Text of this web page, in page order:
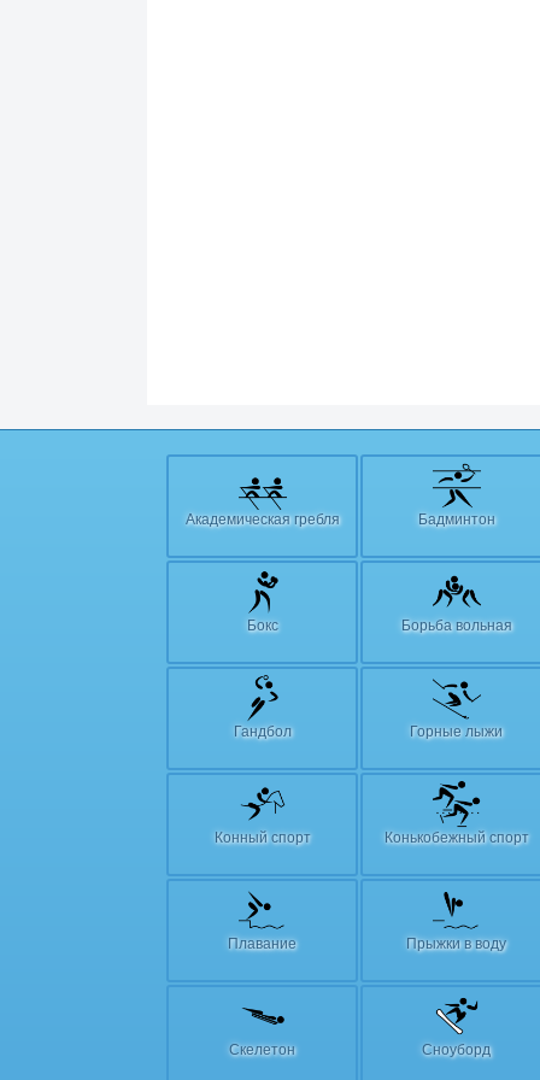
Академическая гребля Бадминтон
Бокс Борьба вольная
Гандбол Горные лыжи
Конный спорт Конькобежный спорт
Плавание Прыжки в воду
Скелетон Сноуборд